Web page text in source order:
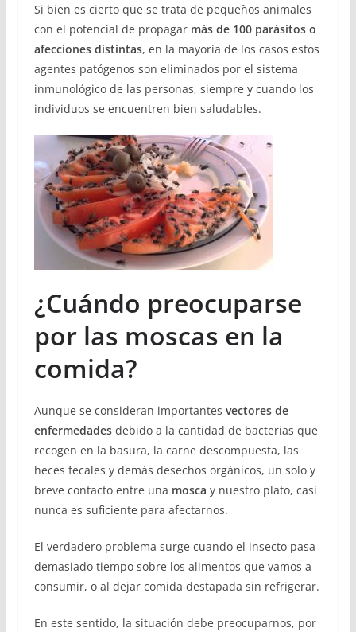
Si bien es cierto que se trata de pequeños animales
con el potencial de propagar más de 100 parásitos o
afecciones distintas, en la mayoría de los casos estos
agentes patógenos son eliminados por el sistema
inmunológico de las personas, siempre y cuando los
individuos se encuentren bien saludables.
¿Cuándo preocuparse
por las moscas en la
comida?
Aunque se consideran importantes vectores de
enfermedadesdebido a la cantidad de bacterias que
recogen en la basura, la carne descompuesta, las
heces fecales y demás desechos orgánicos, un solo y
breve contacto entre una mosca y nuestro plato, casi
nunca es suficiente para afectarnos.
El verdadero problema surge cuando el insecto pasa
demasiado tiempo sobre los alimentos que vamos a
consumir, o al dejar comida destapada sin refrigerar.
En este sentido, la situación debe preocuparnos, por